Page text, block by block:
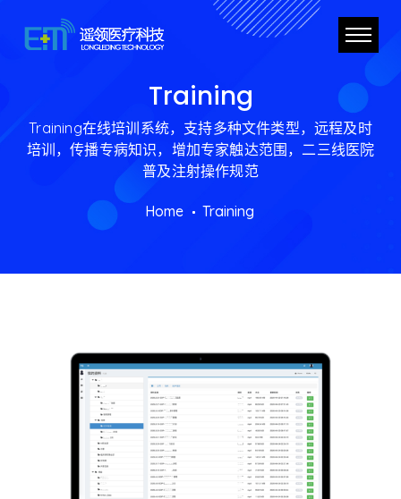
Training
Training在线培训系统，支持多种文件类型，远程及时
培训，传播专病知识，增加专家触达范围，二三线医院
普及注射操作规范
Home Training